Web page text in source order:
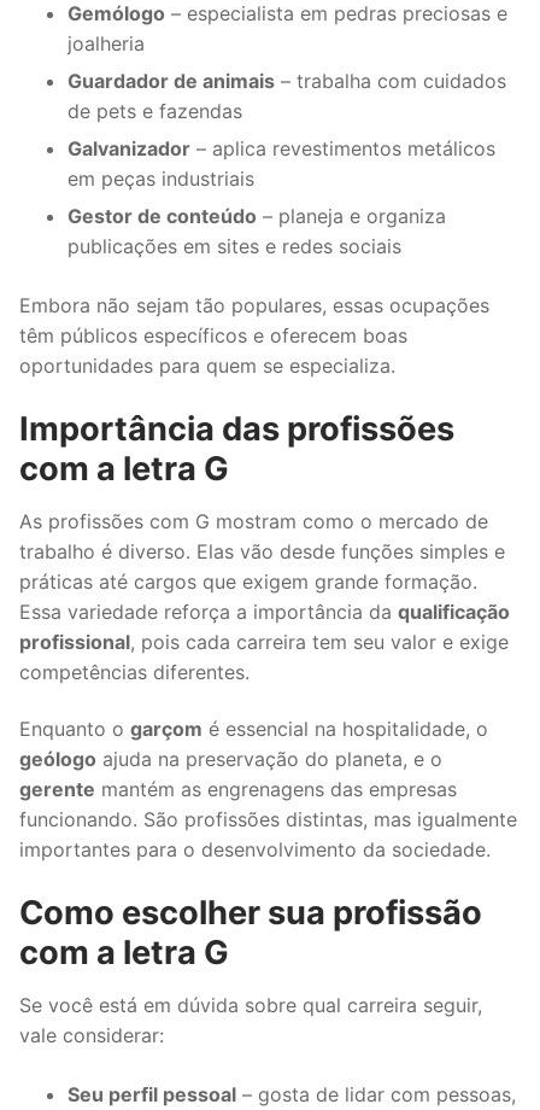
Gemólogo – especialista em pedras preciosas e
joalheria
Guardador de animais – trabalha com cuidados
de pets e fazendas
Galvanizador – aplica revestimentos metálicos
em peças industriais
Gestor de conteúdo – planeja e organiza
publicações em sites e redes sociais
Embora não sejam tão populares, essas ocupações
têm públicos específicos e oferecem boas
oportunidades para quem se especializa.
Importância das profissões
com a letra G
As profissões com G mostram como o mercado de
trabalho é diverso. Elas vão desde funções simples e
práticas até cargos que exigem grande formação.
Essa variedade reforça a importância da qualificação
profissional, pois cada carreira tem seu valor e exige
competências diferentes.
Enquanto o garçom é essencial na hospitalidade, o
geólogo ajuda na preservação do planeta, e o
gerente mantém as engrenagens das empresas
funcionando. São profissões distintas, mas igualmente
importantes para o desenvolvimento da sociedade.
Como escolher sua profissão
com a letra G
Se você está em dúvida sobre qual carreira seguir,
vale considerar:
Seu perfil pessoal – gosta de lidar com pessoas,